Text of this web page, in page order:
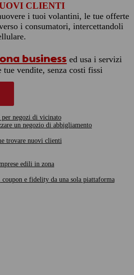
CLIENTI
i tuoi volantini, le tue offerte
i consumatori, intercettandoli
business ed usa i servizi
vendite, senza costi fissi
per negozi di vicinato
un negozio di abbigliamento
trovare nuovi clienti
edili in zona
coupon e fidelity da una sola piattaforma